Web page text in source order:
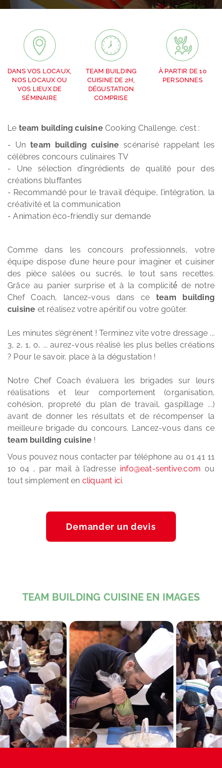
DANS VOS LOCAUX,
NOS LOCAUX OU
VOS LIEUX DE
SÉMINAIRE
TEAM BUILDING
CUISINE DE 2H,
DÉGUSTATION
COMPRISE
À PARTIR DE 10
PERSONNES
Le team building cuisineCooking Challenge, c’est :
- Un team building cuisine scénarisé rappelant les
célèbres concours culinaires TV
- Une sélection d’ingrédients de qualité pour des
créations bluffantes
- Recommandé pour le travail d’équipe, l’intégration, la
créativité et la communication
- Animation éco-friendly sur demande
Comme dans les concours professionnels, votre
équipe dispose d’une heure pour imaginer et cuisiner
des pièce salées ou sucrés, le tout sans recettes.
Grâce au panier surprise et à la complicité́ de notre
Chef Coach, lancez-vous dans ce team building
cuisine et réalisez votre apéritif ou votre goûter.
Les minutes s’égrènent ! Terminez vite votre dressage ...
3, 2, 1, 0, ... aurez-vous réalisé les plus belles créations
? Pour le savoir, place à la dégustation !
Notre Chef Coach évaluera les brigades sur leurs
réalisations et leur comportement (organisation,
cohésion, propreté du plan de travail, gaspillage ...)
avant de donner les résultats et de récompenser la
meilleure brigade du concours. Lancez-vous dans ce
team building cuisine !
Vous pouvez nous contacter par téléphone au 01 41 11
10 04 , par mail à l’adresse info@eat-sentive.com ou
tout simplement en cliquant ici.
Demander un devis
TEAM BUILDING CUISINE EN IMAGES